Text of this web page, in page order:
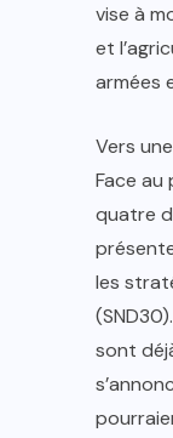
vise à
et
armées
Vers
Face au
quatre
les
sont